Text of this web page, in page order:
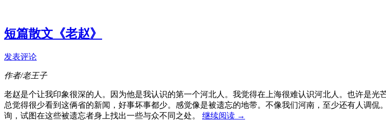
短篇散文《老赵》
发表评论
作者/老王子
老赵是个让我印象很深的人。因为他是我认识的第一个河北人。我觉得在上海很难认识河北人。也许是
总觉得很少看到这俩省的新闻，好事坏事都少。感觉像是被遗忘的地带。不像我们河南，至少还有人调
询，试图在这些被遗忘者身上找出一些与众不同之处。 继续阅读 →